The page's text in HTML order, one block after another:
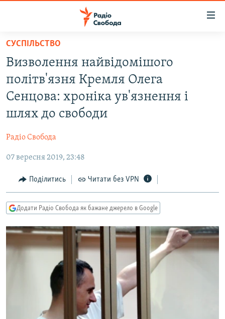
Перейти
основного
матеріалу
Перейти
до
основної
Перейти
до
ВСЕ ЗА ДОБУ
СТАТТІ
КУЛЬТУРА
СПОРТ
СВІТ
ДОНБАС.РЕАЛІЇ
КРИМ.РЕАЛІЇ
ТИ ЯК?
КИТАЙ.ВИКЛИКИ
МУЛЬТИМЕДІА
ФОТО
СПЕЦПРОЄКТИ
ПОДКАСТИ
КРИМ РЕАЛІЇ
СУСПІЛЬСТВО
Визволення найвідомішого
політв'язня Кремля Олега
Сенцова: хроніка ув'язнення і
шлях до свободи
Радіо Свобода
07 вересня 2019, 23:48
Поділитись Читати без VPN
Додати Радіо Свобода як бажане джерело в Google